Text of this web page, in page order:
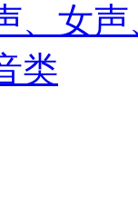
、女
类